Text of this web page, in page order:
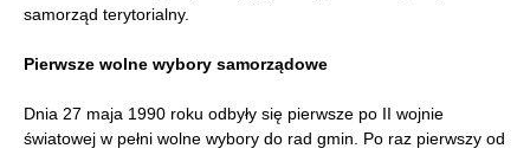
samorząd terytorialny.
Pierwsze wolne wybory samorządowe
Dnia 27 maja 1990 roku odbyły się pierwsze po II wojnie
światowej w pełni wolne wybory do rad gmin. Po raz pierwszy od